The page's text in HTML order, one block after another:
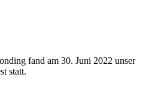
fand am 30. Juni 2022 unser
statt.